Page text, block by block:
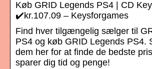
Køb GRID Legends PS4 | CD
✔️kr.107.09 – Keysforgames
Find hver tilgængelig sælger til
PS4 og køb GRID Legends PS4.
dem her for at finde de bedste
sparer dig tid og penge!